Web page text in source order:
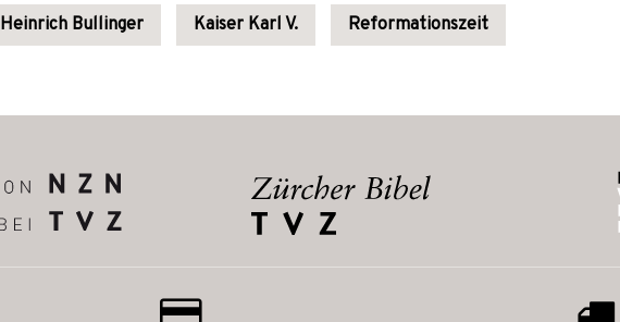
Heinrich Bullinger Kaiser Karl V. Reformationszeit